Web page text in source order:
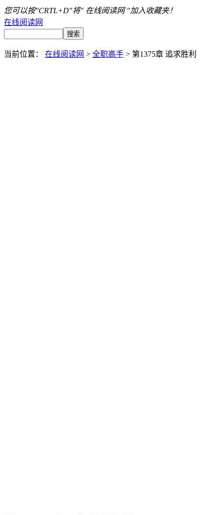
您可以按"CRTL+D"将" 在线阅读网 "加入收藏夹！
在线阅读网
当前位置： 在线阅读网 > 全职高手 > 第1375章 追求胜利